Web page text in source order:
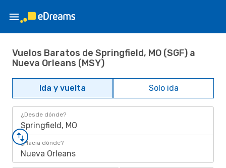
Vuelos Baratos de Springfield, MO (SGF) a
Nueva Orleans (MSY)
Ida y vuelta Solo ida
¿Desde dónde?
Springfield, MO
¿Hacia dónde?
Nueva Orleans